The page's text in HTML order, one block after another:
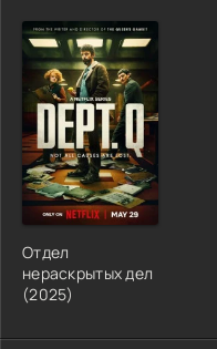
Отдел
нераскрытых дел
(2025)